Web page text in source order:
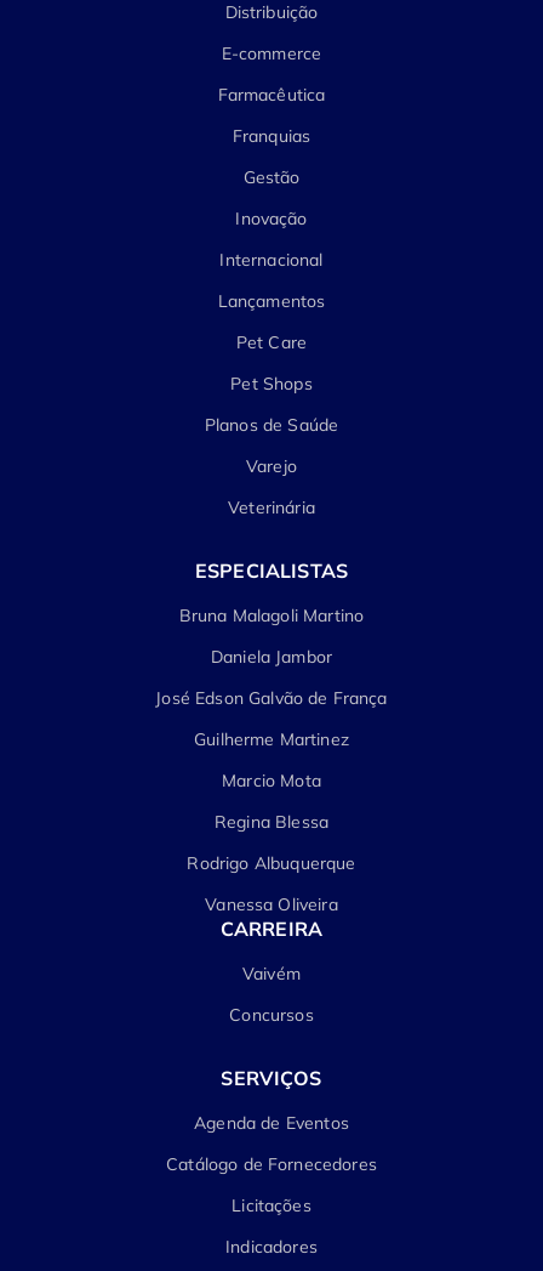
Distribuição
E-commerce
Farmacêutica
Franquias
Gestão
Inovação
Internacional
Lançamentos
Pet Care
Pet Shops
Planos de Saúde
Varejo
Veterinária
ESPECIALISTAS
Bruna Malagoli Martino
Daniela Jambor
José Edson Galvão de França
Guilherme Martinez
Marcio Mota
Regina Blessa
Rodrigo Albuquerque
Vanessa Oliveira
CARREIRA
Vaivém
Concursos
SERVIÇOS
Agenda de Eventos
Catálogo de Fornecedores
Licitações
Indicadores